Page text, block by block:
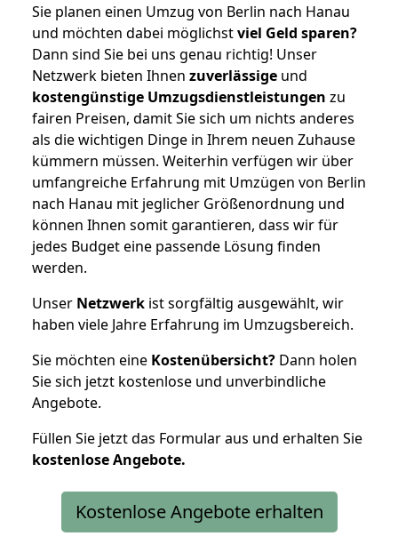
Sie planen einen Umzug von Berlin nach Hanau
und möchten dabei möglichstviel Geld sparen?
Dann sind Sie bei uns genau richtig! Unser
Netzwerk bieten Ihnen zuverlässige und
kostengünstige Umzugsdienstleistungen zu
fairen Preisen, damit Sie sich um nichts anderes
als die wichtigen Dinge in Ihrem neuen Zuhause
kümmern müssen. Weiterhin verfügen wir über
umfangreiche Erfahrung mit Umzügen von Berlin
nach Hanau mit jeglicher Größenordnung und
können Ihnen somit garantieren, dass wir für
jedes Budget eine passende Lösung finden
werden.
Unser Netzwerk ist sorgfältig ausgewählt, wir
haben viele Jahre Erfahrung im Umzugsbereich.
Sie möchten eine Kostenübersicht? Dann holen
Sie sich jetzt kostenlose und unverbindliche
Angebote.
Füllen Sie jetzt das Formular aus und erhalten Sie
kostenloseAngebote.
Kostenlose Angebote erhalten